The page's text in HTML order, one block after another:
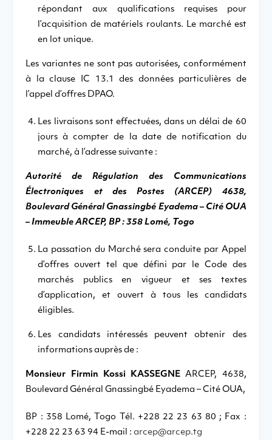
répondant aux qualifications requises pour
l’acquisition de matériels roulants. Le marché est
en lot unique.
Les variantes ne sont pas autorisées, conformément
à la clause IC 13.1 des données particulières de
l’appel d’offres DPAO.
Les livraisons sont effectuées, dans un délai de 60
jours à compter de la date de notification du
marché, à l’adresse suivante :
Autorité de Régulation des Communications
Électroniques et des Postes (ARCEP) 4638,
Boulevard Général Gnassingbé Eyadema – Cité OUA
– Immeuble ARCEP, BP : 358 Lomé, Togo
La passation du Marché sera conduite par Appel
d’offres ouvert tel que défini par le Code des
marchés publics en vigueur et ses textes
d’application, et ouvert à tous les candidats
éligibles.
Les candidats intéressés peuvent obtenir des
informations auprès de :
Monsieur Firmin Kossi KASSEGNEARCEP, 4638,
Boulevard Général Gnassingbé Eyadema – Cité OUA,
BP : 358 Lomé, Togo Tél. +228 22 23 63 80 ; Fax :
+228 22 23 63 94 E-mail :arcep@arcep.tg